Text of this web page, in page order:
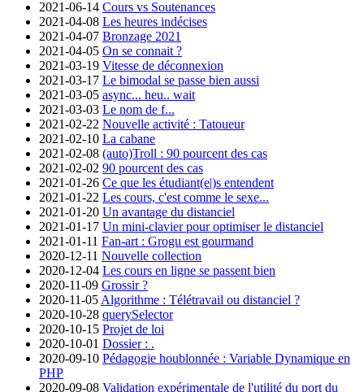
2021-06-14 Cours vs Soutenances
2021-04-08 Les heures indécises
2021-04-07 Bronzage 2021
2021-04-05 On se connait ?
2021-03-19 Vitesse de déconnexion
2021-03-17 Le bimodal se passe bien aussi
2021-03-05 async... heu.. wait
2021-03-03 Le nom de f...
2021-02-22 Nouvelle activité : Tatoueur
2021-02-10 La cabane
2021-02-08 (auto)Troll : 90 pourcent des cas
2021-02-02 90 pourcent des cas
2021-01-26 Ce que les étudiant(e|)s entendent
2021-01-22 Les cours, c'est comme le sexe...
2021-01-20 Un avantage du distanciel
2021-01-17 Un mini-clavier pour optimiser le distanciel
2021-01-11 Fan-art : Grogu est gourmand
2020-12-11 Nouvelle collection
2020-12-04 Les cours en ligne se passent bien
2020-11-09 Grossir ?
2020-11-05 Algorithme : Télétravail ou distanciel ?
2020-10-28 querySelector
2020-10-15 Projet de loi
2020-10-01 Dossier : .
2020-09-10 Pédagogie houblonnée : Variable Dynamique en
PHP
2020-09-08 Validation expérimentale de l'utilité du port du